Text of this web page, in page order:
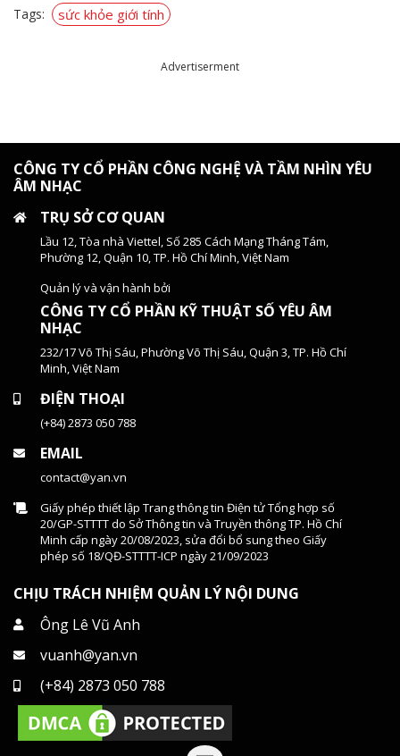
Tags: sức khỏe giới tính
Advertiserment
CÔNG TY CỔ PHẦN CÔNG NGHỆ VÀ TẦM NHÌN YÊU
ÂM NHẠC
TRỤ SỞ CƠ QUAN
Lầu 12, Tòa nhà Viettel, Số 285 Cách Mạng Tháng Tám,
Phường 12, Quận 10, TP. Hồ Chí Minh, Việt Nam
Quản lý và vận hành bởi
CÔNG TY CỔ PHẦN KỸ THUẬT SỐ YÊU ÂM
NHẠC
232/17 Võ Thị Sáu, Phường Võ Thị Sáu, Quận 3, TP. Hồ Chí
Minh, Việt Nam
ĐIỆN THOẠI
(+84) 2873 050 788
EMAIL
contact@yan.vn
Giấy phép thiết lập Trang thông tin Điện tử Tổng hợp số
20/GP-STTTT do Sở Thông tin và Truyền thông TP. Hồ Chí
Minh cấp ngày 20/08/2023, sửa đổi bổ sung theo Giấy
phép số 18/QĐ-STTTT-ICP ngày 21/09/2023
CHỊU TRÁCH NHIỆM QUẢN LÝ NỘI DUNG
Ông Lê Vũ Anh
vuanh@yan.vn
(+84) 2873 050 788